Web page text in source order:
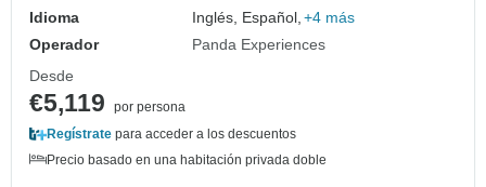
Idioma
Inglés, Español, +4 más
Operador
Panda Experiences
Desde
€5,119
por persona
Regístrate para acceder a los descuentos
Precio basado en una habitación privada doble